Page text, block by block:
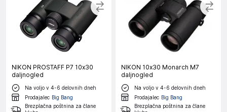
NIKON PROSTAFF P7 10x30
daljnogled
Na voljo v 4-6 delovnih dneh
Prodajalec Big Bang
Brezplačna poštnina za člane
NIKON 10x30 Monarch M7
daljnogled
Na voljo v 4-6 delovnih dneh
Prodajalec Big Bang
Brezplačna poštnina za člane